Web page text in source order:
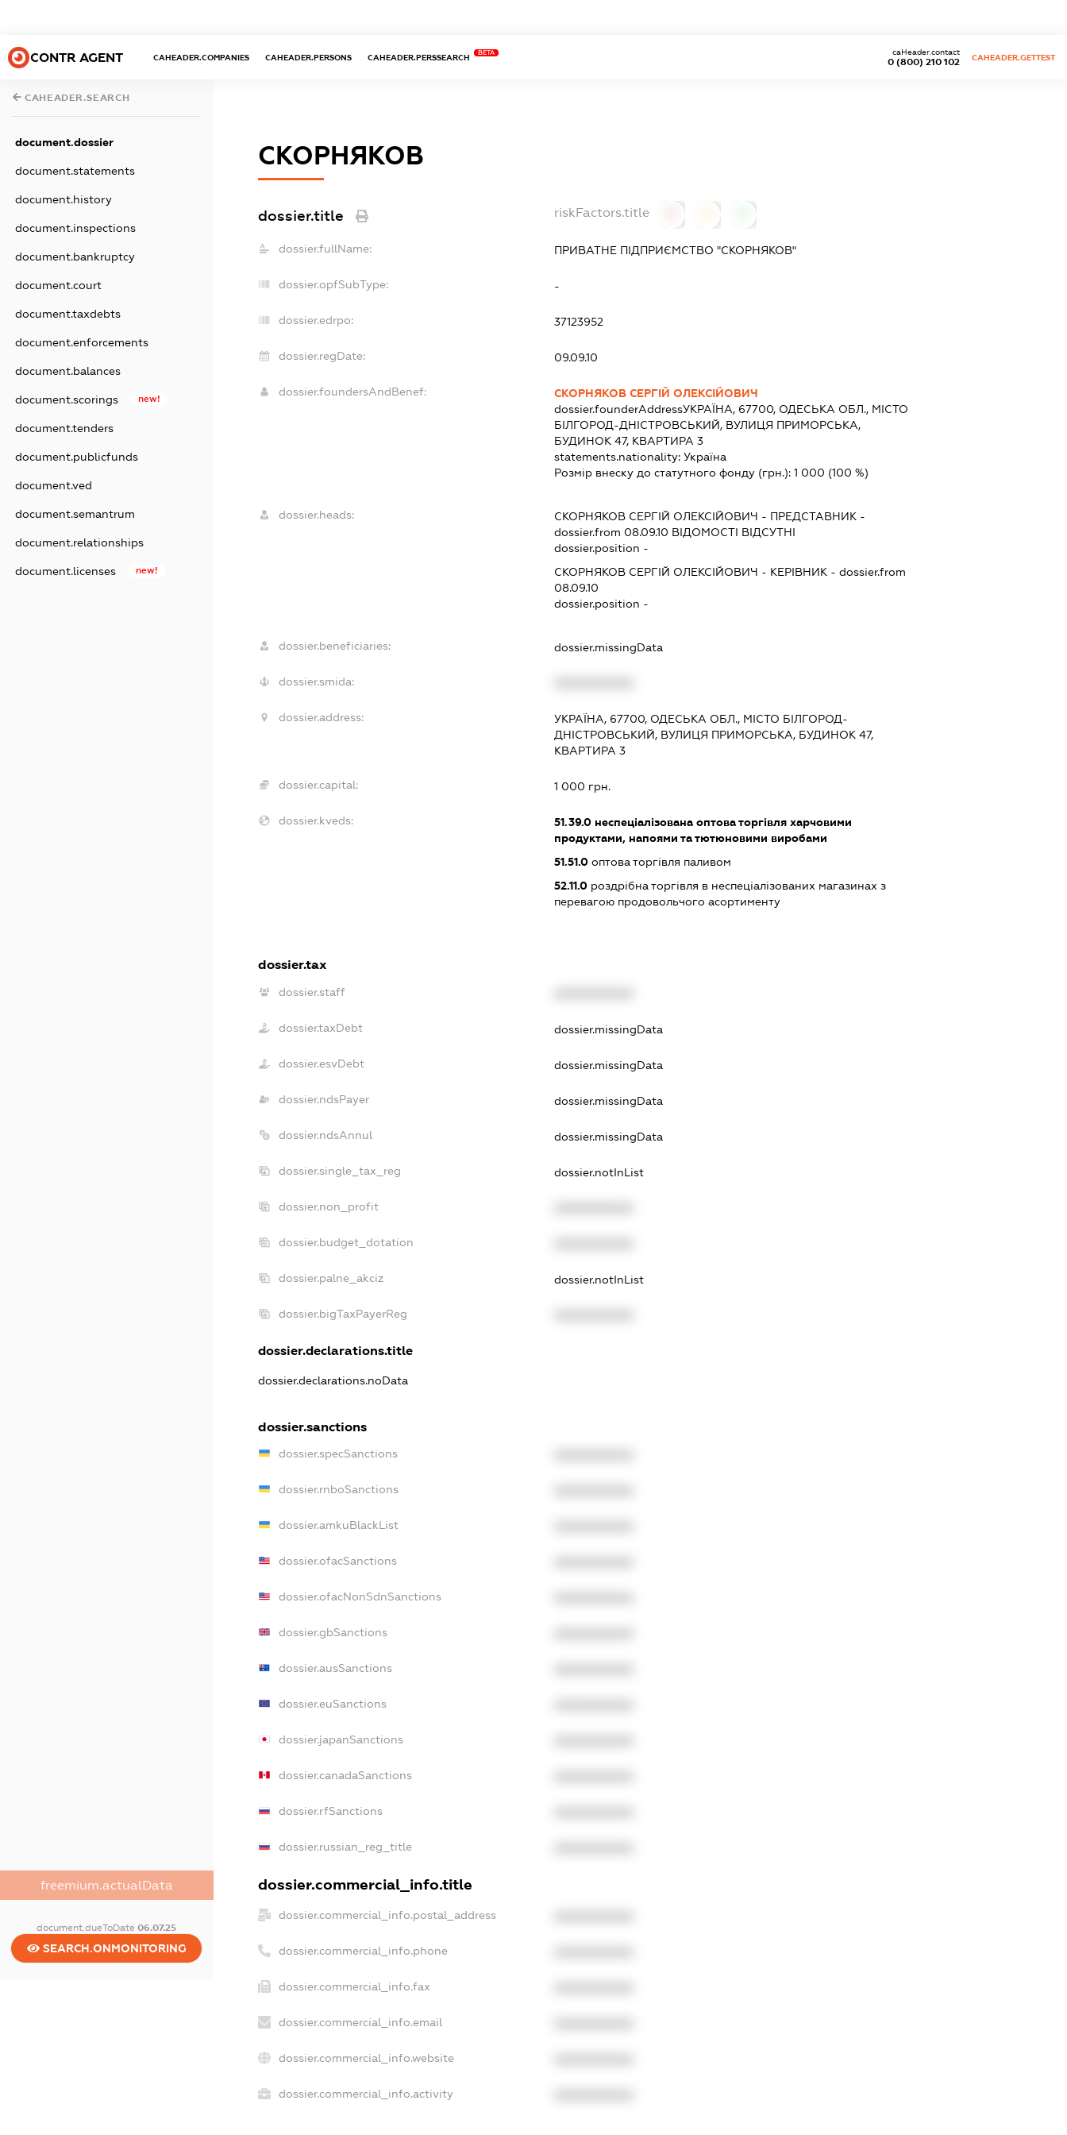
CONTR AGENT CAHEADER.COMPANIES CAHEADER.PERSONS CAHEADER.PERSSEARCH
BETA
0 (800) 210 102
caHeader.contact
CAHEADER.GETTEST
CAHEADER.SEARCH
document.dossier
document.statements
document.history
document.inspections
document.bankruptcy
document.court
document.taxdebts
document.enforcements
document.balances
document.scorings new!
document.tenders
document.publicfunds
document.ved
document.semantrum
document.relationships
document.licenses new!
freemium.actualData
document.dueToDate06.07.25
SEARCH.ONMONITORING
СКОРНЯКОВ
dossier.title riskFactors.title
dossier.fullName: ПРИВАТНЕ ПІДПРИЄМСТВО "СКОРНЯКОВ"
dossier.opfSubType: -
dossier.edrpo: 37123952
dossier.regDate: 09.09.10
dossier.foundersAndBenef:
СКОРНЯКОВ СЕРГІЙ ОЛЕКСІЙОВИЧ
dossier.founderAddressУКРАЇНА, 67700, ОДЕСЬКА ОБЛ., МІСТО
БІЛГОРОД-ДНІСТРОВСЬКИЙ, ВУЛИЦЯ ПРИМОРСЬКА,
БУДИНОК 47, КВАРТИРА 3
statements.nationality: Україна
Розмір внеску до статутного фонду (грн.): 1 000 (100 %)
dossier.heads: СКОРНЯКОВ СЕРГІЙ ОЛЕКСІЙОВИЧ - ПРЕДСТАВНИК -
dossier.from 08.09.10 ВІДОМОСТІ ВІДСУТНІ
dossier.position -
СКОРНЯКОВ СЕРГІЙ ОЛЕКСІЙОВИЧ - КЕРІВНИК - dossier.from
08.09.10
dossier.position -
dossier.beneficiaries: dossier.missingData
dossier.smida:
dossier.address:
УКРАЇНА, 67700, ОДЕСЬКА ОБЛ., МІСТО БІЛГОРОД-
ДНІСТРОВСЬКИЙ, ВУЛИЦЯ ПРИМОРСЬКА, БУДИНОК 47,
КВАРТИРА 3
dossier.capital: 1 000 грн.
dossier.kveds: 51.39.0неспеціалізована оптова торгівля харчовими
продуктами, напоями та тютюновими виробами
51.51.0оптова торгівля паливом
52.11.0роздрібна торгівля в неспеціалізованих магазинах з
перевагою продовольчого асортименту
dossier.tax
dossier.staff
dossier.taxDebt dossier.missingData
dossier.esvDebt dossier.missingData
dossier.ndsPayer dossier.missingData
dossier.ndsAnnul dossier.missingData
dossier.single_tax_reg dossier.notInList
dossier.non_profit
dossier.budget_dotation
dossier.palne_akciz dossier.notInList
dossier.bigTaxPayerReg
dossier.declarations.title
dossier.declarations.noData
dossier.sanctions
dossier.specSanctions
dossier.rnboSanctions
dossier.amkuBlackList
dossier.ofacSanctions
dossier.ofacNonSdnSanctions
dossier.gbSanctions
dossier.ausSanctions
dossier.euSanctions
dossier.japanSanctions
dossier.canadaSanctions
dossier.rfSanctions
dossier.russian_reg_title
dossier.commercial_info.title
dossier.commercial_info.postal_address
dossier.commercial_info.phone
dossier.commercial_info.fax
dossier.commercial_info.email
dossier.commercial_info.website
dossier.commercial_info.activity